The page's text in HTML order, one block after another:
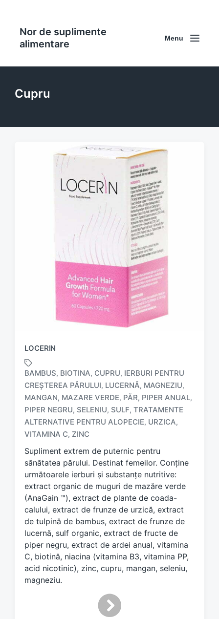
Nor de suplimente
alimentare
Menu
Cupru
LOCERIN
a
g
g
d
w
i
t
h
BAMBUS, BIOTINA, CUPRU, IERBURI PENTRU
CREȘTEREA PĂRULUI, LUCERNĂ, MAGNEZIU,
MANGAN, MAZARE VERDE, PĂR, PIPER ANUAL,
PIPER NEGRU, SELENIU, SULF, TRATAMENTE
ALTERNATIVE PENTRU ALOPECIE, URZICA,
VITAMINA C, ZINC
Supliment extrem de puternic pentru
sănătatea părului. Destinat femeilor. Conține
următoarele ierburi și substanțe nutritive:
extract organic de muguri de mazăre verde
(AnaGain ™), extract de plante de coada-
calului, extract de frunze de urzică, extract
de tulpină de bambus, extract de frunze de
lucernă, sulf organic, extract de fructe de
piper negru, extract de ardei anual, vitamina
C, biotină, niacina (vitamina B3, vitamina PP,
acid nicotinic), zinc, cupru, mangan, seleniu,
magneziu.